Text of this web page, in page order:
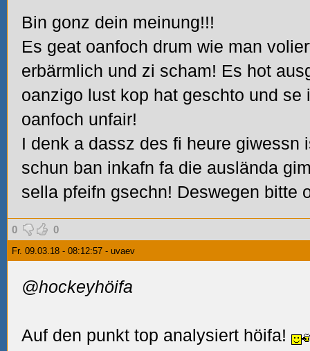
Bin gonz dein meinung!!!
Es geat oanfoch drum wie man
erbärmlich und zi scham! Es hot
oanzigo lust kop hat geschto und
oanfoch unfair!
I denk a dassz des fi heure giwessn
schun ban inkafn fa die auslända
sella pfeifn gsechn! Deswegen bitte
0 0
Fr. 09.03.18 - 08:12:57 - uvaev
@hockeyhöifa
Auf den punkt top analysiert höifa!